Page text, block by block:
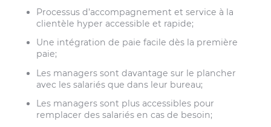
Processus d’accompagnement et service à la
clientèle hyper accessible et rapide;
Une intégration de paie facile dès la première
paie;
Les managers sont davantage sur le plancher
avec les salariés que dans leur bureau;
Les managers sont plus accessibles pour
remplacer des salariés en cas de besoin;